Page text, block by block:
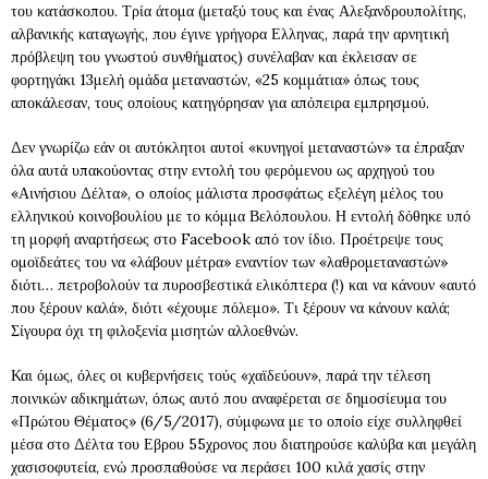
του κατάσκοπου. Τρία άτομα (μεταξύ τους και ένας Αλεξανδρουπολίτης,
αλβανικής καταγωγής, που έγινε γρήγορα Ελληνας, παρά την αρνητική
πρόβλεψη του γνωστού συνθήματος) συνέλαβαν και έκλεισαν σε
φορτηγάκι 13μελή ομάδα μεταναστών, «25 κομμάτια» όπως τους
αποκάλεσαν, τους οποίους κατηγόρησαν για απόπειρα εμπρησμού.
Δεν γνωρίζω εάν οι αυτόκλητοι αυτοί «κυνηγοί μεταναστών» τα έπραξαν
όλα αυτά υπακούοντας στην εντολή του φερόμενου ως αρχηγού του
«Αινήσιου Δέλτα», o οποίος μάλιστα προσφάτως εξελέγη μέλος του
ελληνικού κοινοβουλίου με το κόμμα Βελόπουλου. Η εντολή δόθηκε υπό
τη μορφή αναρτήσεως στο Facebook από τον ίδιο. Προέτρεψε τους
ομοϊδεάτες του να «λάβουν μέτρα» εναντίον των «λαθρομεταναστών»
διότι… πετροβολούν τα πυροσβεστικά ελικόπτερα (!) και να κάνουν «αυτό
που ξέρουν καλά», διότι «έχουμε πόλεμο». Τι ξέρουν να κάνουν καλά;
Σίγουρα όχι τη φιλοξενία μισητών αλλοεθνών.
Και όμως, όλες οι κυβερνήσεις τούς «χαϊδεύουν», παρά την τέλεση
ποινικών αδικημάτων, όπως αυτό που αναφέρεται σε δημοσίευμα του
«Πρώτου Θέματος» (6/5/2017), σύμφωνα με το οποίο είχε συλληφθεί
μέσα στο Δέλτα του Εβρου 55χρονος που διατηρούσε καλύβα και μεγάλη
χασισοφυτεία, ενώ προσπαθούσε να περάσει 100 κιλά χασίς στην